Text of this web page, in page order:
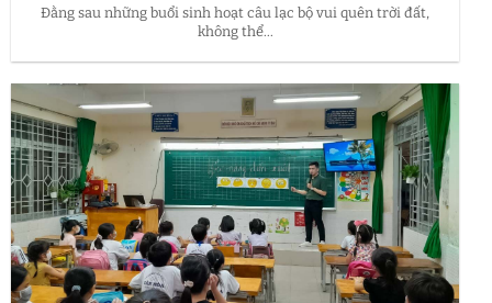
Đằng sau những buổi sinh hoạt câu lạc bộ vui quên trời đất,
không thể...